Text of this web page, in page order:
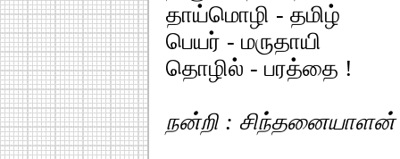
தாய்மொழி - தமிழ்
பெயர் - மருதாயி
தொழில் - பரத்தை !
நன்றி : சிந்தனையாளன் -